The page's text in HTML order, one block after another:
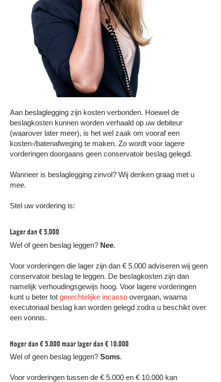
Aan beslaglegging zijn kosten verbonden. Hoewel de
beslagkosten kunnen worden verhaald op uw debiteur
(waarover later meer), is het wel zaak om vooraf een
kosten-/batenafweging te maken. Zo wordt voor lagere
vorderingen doorgaans geen conservatoir beslag gelegd.
Wanneer is beslaglegging zinvol? Wij denken graag met u
mee.
Stel uw vordering is:
Lager dan € 5.000
Wel of geen beslag leggen? Nee.
Voor vorderingen die lager zijn dan € 5.000 adviseren wij geen
conservatoir beslag te leggen. De beslagkosten zijn dan
namelijk verhoudingsgewijs hoog. Voor lagere vorderingen
kunt u beter tot gerechtelijke incasso overgaan, waarna
executoriaal beslag kan worden gelegd zodra u beschikt over
een vonnis.
Hoger dan € 5.000 maar lager dan € 10.000
Wel of geen beslag leggen? Soms.
Voor vorderingen tussen de € 5.000 en € 10.000 kan